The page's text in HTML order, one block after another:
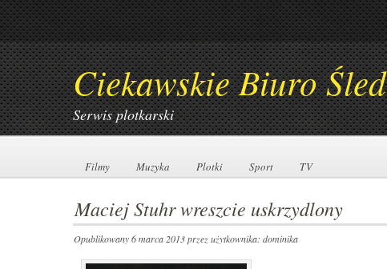
Ciekawskie Biuro
Serwis plotkarski
Filmy
Filmy Muzyka
Muzyka Plotki
Plotki Sport
Sport TV
TV
Maciej Stuhr wreszcie uskrzydlony
Opublikowany 6 marca 2013przez użytkownika: dominika